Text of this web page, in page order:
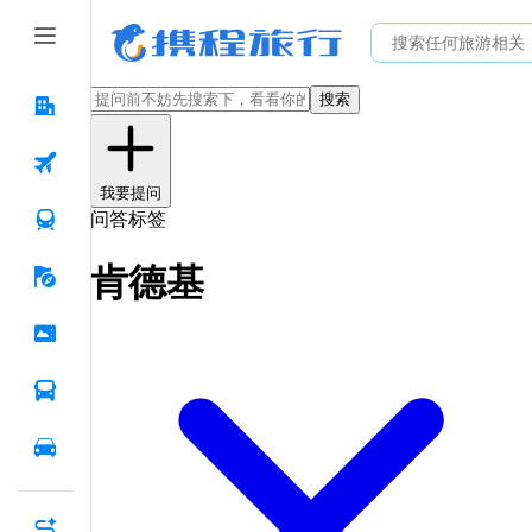
搜索
我要提问
问答标签
肯德基